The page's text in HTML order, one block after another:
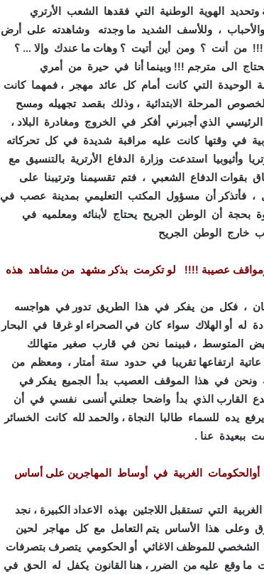
الهوية الوطنية التي فقدها الشعب الأرتري
، وللأسف الشديد ما وجدته وشاهدته على أرض
من أنت ؟ ومن أين أتيت ؟ وهات ما عندك وإلا … ؟
تحتاج الى مترجم !!! وبينما أنا في حيرة من أمري
الوحيدة التي كانت أمام كل عائد مهجر ، فمهما كانت
المرحلة الابتدائية ، وذلك بقصد تجهيله ومسح
الذي أجبرني أفكر في الخروج ومغادرة البلاد ،
في وقتها كانت عليه مراقبة شديدة في كل تحركاته
وأثيوبيا استدعت وزارة الدفاع الأرترية بالتنسيق مع
بقوات الدفاع الشعبي ، فتم تقسيمنا وترتيبنا على
، فأتذكر أن مسؤول المكتب التعليمي بمدينة عصب في
بحجة أن الوطن الجريح يحتاج لأبنائه ومعلميه في
خارج الوطن الجريح
عصيبة !!!! لو تكرمت بذكر مشهد من مشاهد هذه
، فكل من يفكر في هذا الطريق تدور في هواجسه
أو الهلاك سواء كان في الصحراء او غرقا في البحار
المتوسط ، فبينما نحن في قارب صغير متهالك
عاتية ارتفاعها تقريبا في حدود ستة أمتار ، ومعظم من
ونحن في هذا الموقف العصيب بدأ الجميع يفكر في
القارب الذي بدأ واضحا جعلني أنسى نفسي في أن
يده للسماء طالبا النجاة ، والحمد لله كانت الخسائر
ببعيدة عنا .
أوالحكومات الغربية في أوساط المهاجرين على أساس
التي تستقبل اللاجئين بهذه الاعداد الكبيرة ، نجد
وعلى هذا الأساس يتم التعامل مع كل مهاجر لحين
الشخصي للموظف الاغاثي أو الحكومي يتصرف بتصرفات
ما وقع عليه من الضرر ، هنا القانون يكفل له الحق في